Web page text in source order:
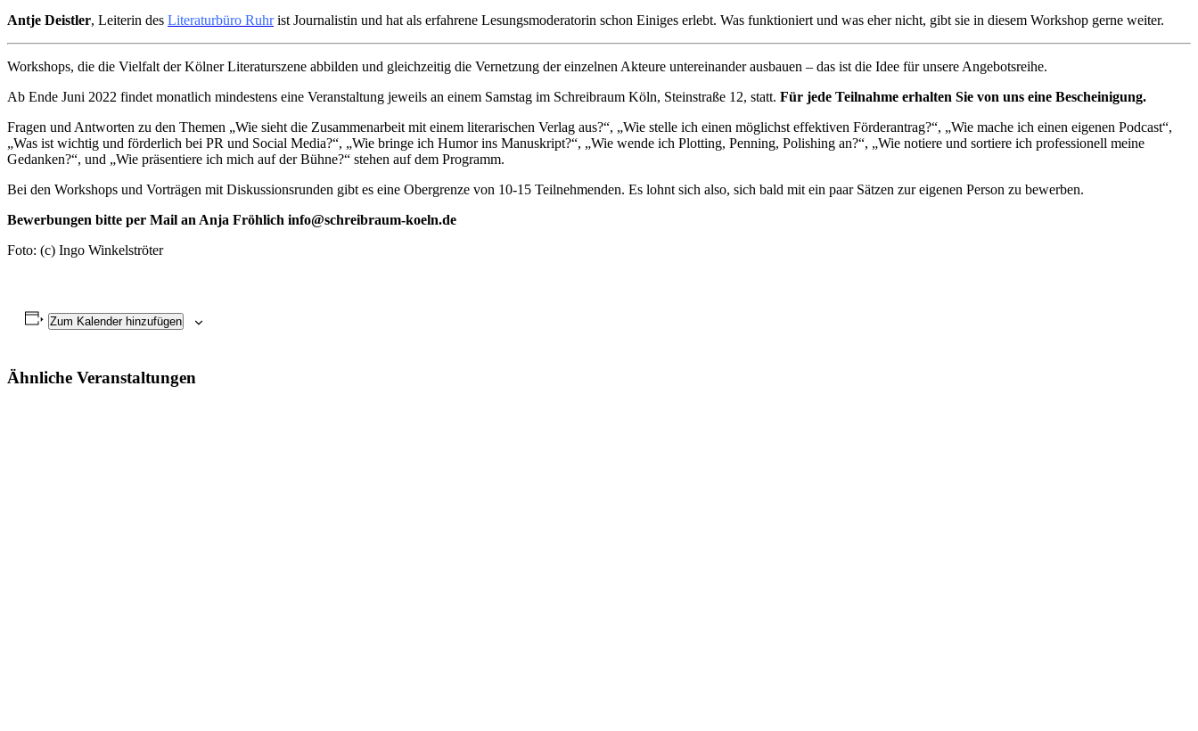
Antje Deistler, Leiterin des Literaturbüro Ruhrist Journalistin und hat als erfahrene Lesungsmoderatorin schon Einiges erlebt. Was funktioniert und was eher nicht, gibt sie in diesem Workshop gerne weiter.
Workshops, die die Vielfalt der Kölner Literaturszene abbilden und gleichzeitig die Vernetzung der einzelnen Akteure untereinander ausbauen – das ist die Idee für unsere Angebotsreihe.
Ab Ende Juni 2022 findet monatlich mindestens eine Veranstaltung jeweils an einem Samstag im Schreibraum Köln, Steinstraße 12, statt. Für jede Teilnahme erhalten Sie von uns eine Bescheinigung.
Fragen und Antworten zu den Themen „Wie sieht die Zusammenarbeit mit einem literarischen Verlag aus?“, „Wie stelle ich einen möglichst effektiven Förderantrag?“, „Wie mache ich einen eigenen Podcast“,
„Was ist wichtig und förderlich bei PR und Social Media?“, „Wie bringe ich Humor ins Manuskript?“, „Wie wende ich Plotting, Penning, Polishing an?“, „Wie notiere und sortiere ich professionell meine
Gedanken?“, und „Wie präsentiere ich mich auf der Bühne?“ stehen auf dem Programm.
Bei den Workshops und Vorträgen mit Diskussionsrunden gibt es eine Obergrenze von 10-15 Teilnehmenden. Es lohnt sich also, sich bald mit ein paar Sätzen zur eigenen Person zu bewerben.
Bewerbungen bitte per Mail an Anja Fröhlich info@schreibraum-koeln.de
Foto: (c) Ingo Winkelströter
Zum Kalender hinzufügen
Ähnliche Veranstaltungen